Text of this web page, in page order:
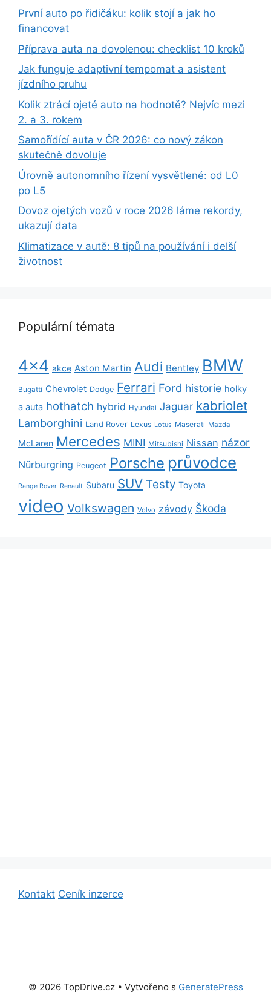
První auto po řidičáku: kolik stojí a jak ho
financovat
Příprava auta na dovolenou: checklist 10 kroků
Jak funguje adaptivní tempomat a asistent
jízdního pruhu
Kolik ztrácí ojeté auto na hodnotě? Nejvíc mezi
2. a 3. rokem
Samořídící auta v ČR 2026: co nový zákon
skutečně dovoluje
Úrovně autonomního řízení vysvětlené: od L0
po L5
Dovoz ojetých vozů v roce 2026 láme rekordy,
ukazují data
Klimatizace v autě: 8 tipů na používání i delší
životnost
Populární témata
4x4 akce Aston Martin Audi Bentley BMW
Bugatti Chevrolet Dodge Ferrari Ford historie holky
a auta hothatch hybrid Hyundai Jaguar kabriolet
Lamborghini Land Rover Lexus Lotus Maserati Mazda
McLaren Mercedes MINI Mitsubishi Nissan názor
Nürburgring Peugeot Porsche průvodce
Range Rover Renault Subaru SUV Testy Toyota
video Volkswagen Volvo závody Škoda
Kontakt Ceník inzerce
© 2026 TopDrive.cz• Vytvořeno s GeneratePress